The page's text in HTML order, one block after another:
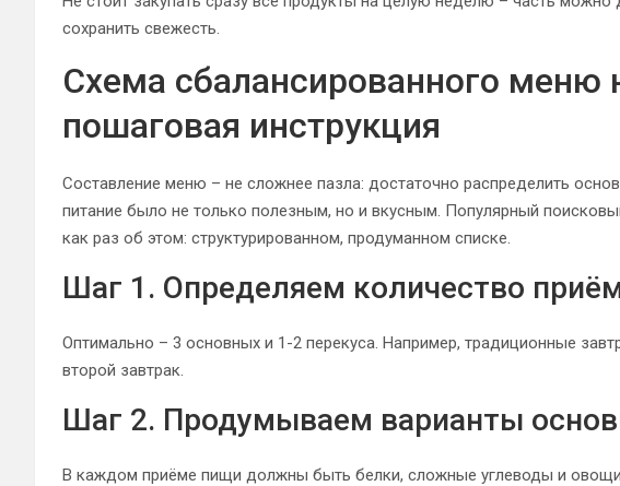
сохранить свежесть.
Схема сбалансированного меню
пошаговая инструкция
Составление меню – не сложнее пазла: достаточно распределить
питание было не только полезным, но и вкусным. Популярный
как раз об этом: структурированном, продуманном списке.
Шаг 1. Определяем количество
Оптимально – 3 основных и 1-2 перекуса. Например, традиционные
второй завтрак.
Шаг 2. Продумываем варианты
В каждом приёме пищи должны быть белки, сложные углеводы и